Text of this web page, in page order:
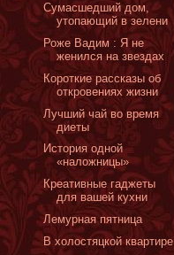
Сумасшедший дом,
утопающий в зелени
Роже Вадим : Я не
женился на звездах
Короткие рассказы об
откровениях жизни
Лучший чай во время
диеты
История одной
«наложницы»
Креативные гаджеты
для вашей кухни
Лемурная пятница
В холостяцкой квартире